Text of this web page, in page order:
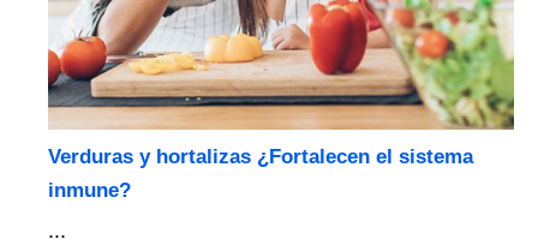
Verduras y hortalizas ¿Fortalecen el sistema
inmune?
...